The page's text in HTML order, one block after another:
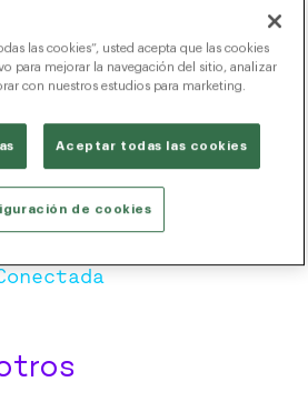
las cookies”, usted acepta que las cookies
para mejorar la navegación del sitio, analizar
con nuestros estudios para marketing.
Aceptar todas las cookies
de cookies